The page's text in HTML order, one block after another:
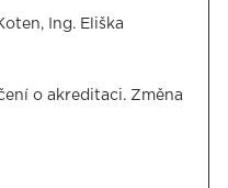
Ing. Eliška
o akreditaci. Změna